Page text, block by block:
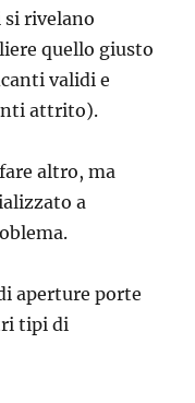
rivelano
quello giusto
validi e
attrito).
altro, ma
a
aperture porte
tipi di